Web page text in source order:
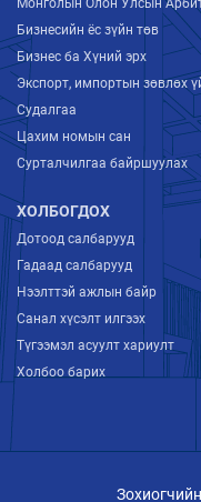
Монголын Олон Улсын
Бизнесийн ёс зүйн төв
Бизнес ба Хүний эрх
Экспорт, импортын зөвлөх
Судалгаа
Цахим номын сан
Сурталчилгаа байршуулах
ХОЛБОГДОХ
Дотоод салбарууд
Гадаад салбарууд
Нээлттэй ажлын байр
Санал хүсэлт илгээх
Түгээмэл асуулт хариулт
Холбоо барих